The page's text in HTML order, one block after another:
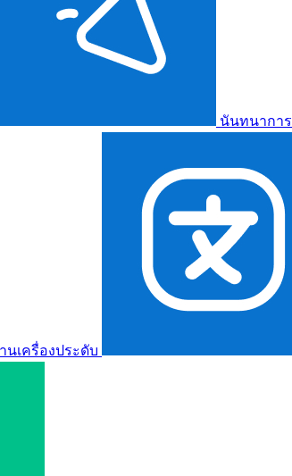
นันทนาการ
นเครื่องประดับ